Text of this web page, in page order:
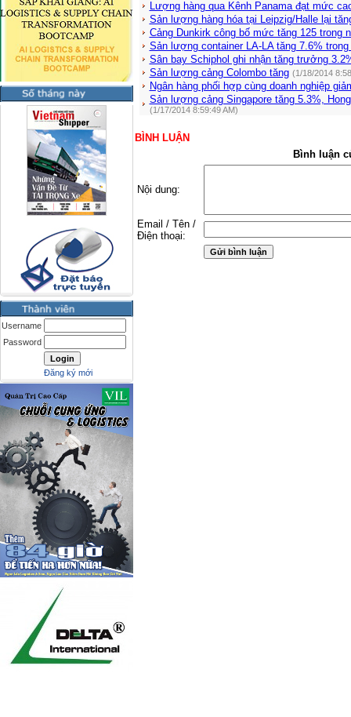
Username
Password
Đăng ký mới
Lượng hàng qua Kênh Panama đạt mức
Sản lượng hàng hóa tại Leipzig/Halle lại
Cảng Dunkirk công bố mức tăng 125 trong
Sản lượng container LA-LA tăng 7.6% trong
Sân bay Schiphol ghi nhận tăng trưởng
Sản lượng cảng Colombo tăng (1/18/2014
Ngân hàng phối hợp cùng doanh nghiệp
Sản lượng cảng Singapore tăng 5.3%,
(1/17/2014 8:59:49 AM)
BÌNH LUẬN
Bình luận
Nội dung:
Email / Tên /
Điện thoại: